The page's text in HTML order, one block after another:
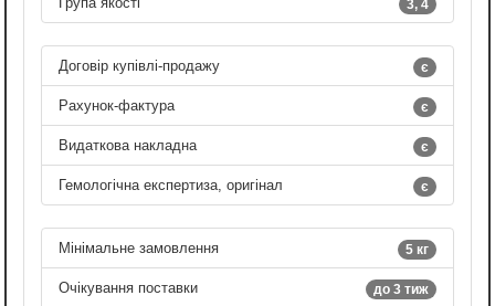
3, 4
є
Договір купівлі-продажу
є
Рахунок-фактура
є
Видаткова накладна
є
Гемологічна експертиза, оригінал
5 кг
Мінімальне замовлення
до 3 тиж
Очікування поставки